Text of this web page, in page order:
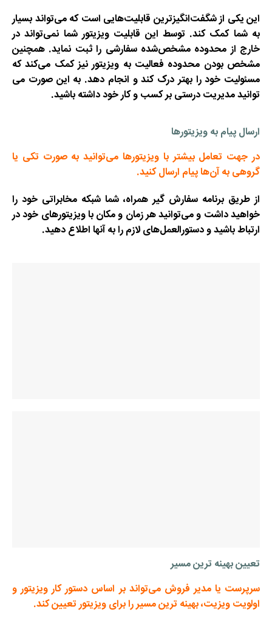
این یکی از شگفت‌انگیزترین قابلیت‌هایی است که می‌تواند بسیار
به شما کمک کند. توسط این قابلیت ویزیتور شما نمی‌تواند در
خارج از محدوده مشخص‌شده سفارشی را ثبت نماید. همچنین
مشخص بودن محدوده فعالیت به ویزیتور نیز کمک می‌کند که
مسئولیت خود را بهتر درک کند و انجام دهد. به این صورت می
توانید مدیریت درستی بر کسب و کار خود داشته باشید.
ارسال پیام به ویزیتورها
در جهت تعامل بیشتر با ویزیتورها می‌توانید به صورت تکی یا
گروهی به آن‌ها پیام ارسال کنید.
از طریق برنامه سفارش گیر همراه، شما شبکه مخابراتی خود را
خواهید داشت و می‌توانید هر زمان و مکان با ویزیتورهای خود در
ارتباط باشید و دستورالعمل‌های لازم را به آنها اطلاع دهید.
تعیین بهینه ترین مسیر
سرپرست یا مدیر فروش می‌تواند بر اساس دستور کار ویزیتور و
اولویت ویزیت، بهینه ترین مسیر را برای ویزیتور تعیین کند.